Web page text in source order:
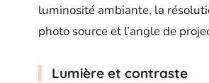
luminosité ambiante, la
photo source et l’angle de
Lumière et contraste